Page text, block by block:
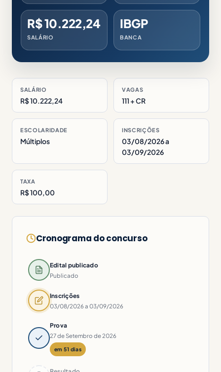
R$ 10.222,24
SALÁRIO
IBGP
BANCA
SALÁRIO
R$ 10.222,24
VAGAS
111 + CR
ESCOLARIDADE
Múltiplos
INSCRIÇÕES
03/08/2026 a
03/09/2026
TAXA
R$ 100,00
Cronograma do concurso
Edital publicado
Publicado
Inscrições
03/08/2026 a 03/09/2026
Prova
27 de Setembro de 2026
em 51 dias